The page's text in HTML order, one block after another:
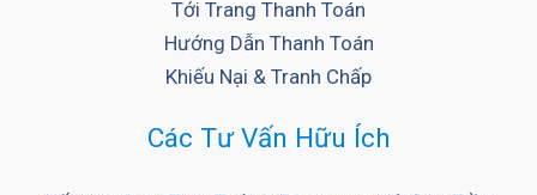
Tới Trang Thanh Toán
Hướng Dẫn Thanh Toán
Khiếu Nại & Tranh Chấp
Các Tư Vấn Hữu Ích